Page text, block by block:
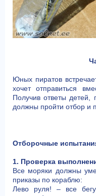
Юных пиратов
хочет отправиться
Получив ответы
должны пройти отбор и
Отборочные
1. Проверка
Все моряки должны
приказы по кораблю:
Лево руля! – все